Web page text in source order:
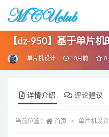
【dz-950】基于单片
单片机设计 10月前 0
详情介绍 评论建议
当前位置： 首页 单片机设计